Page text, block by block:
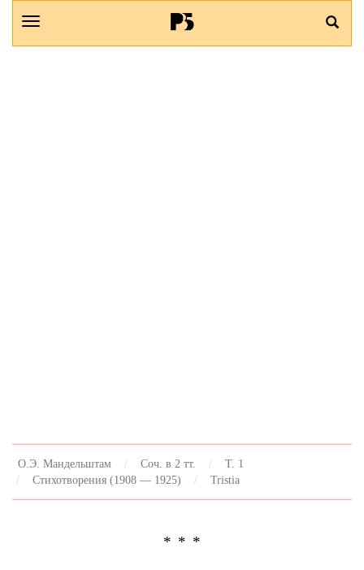
О.Э. Мандельштам Соч. в 2 тт.
Т. 1
Стихотворения (1908 — 1925)
Tristia
* * *